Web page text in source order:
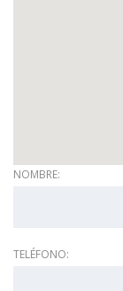
NOMBRE:
TELÉFONO: